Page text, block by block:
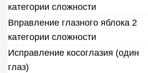
категории сложности
Вправление глазного яблока 2
категории сложности
Исправление косоглазия (один
глаз)